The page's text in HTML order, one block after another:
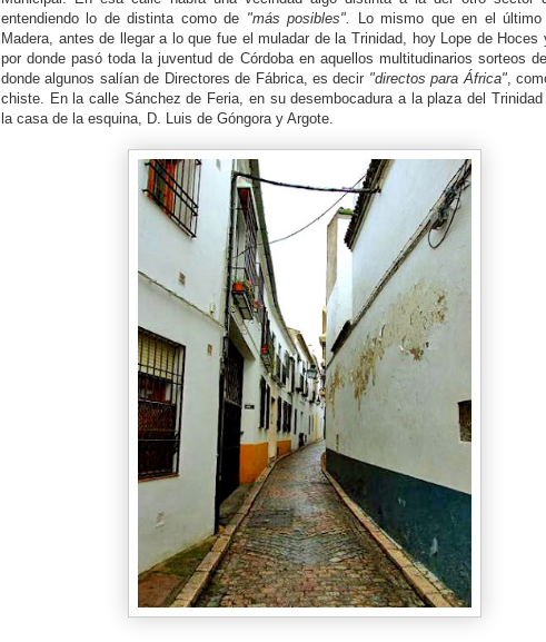
entendiendo lo de distinta como de "más posibles".
Lo mismo que en el último
Madera, antes de llegar a lo que fue el muladar de la Trinidad, hoy Lope de Hoces
por donde pasó toda la juventud de Córdoba en aquellos multitudinarios sorteos
donde algunos salían de Directores de Fábrica, es decir "directos para África",
chiste. En la calle Sánchez de Feria, en su desembocadura a la plaza del
la casa de la esquina, D. Luis de Góngora y Argote.